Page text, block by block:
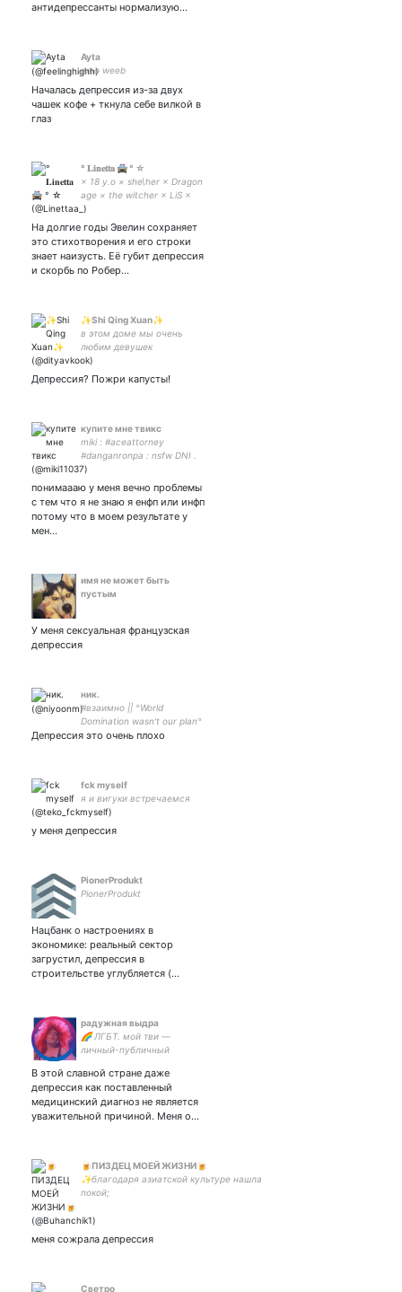
антидепрессанты нормализую…
Ayta
emo weeb
Началась депрессия из-за двух
чашек кофе + ткнула себе вилкой в
глаз
° 𝐋𝐢𝐧𝐞𝐭𝐭𝐚 🚔 ° ☆
× 18 y.o × she\her × Dragon
age × the witcher × LiS ×
Lucifer × Рисунки: × artist
На долгие годы Эвелин сохраняет
это стихотворения и его строки
знает наизусть. Её губит депрессия
и скорбь по Робер…
✨Shi Qing Xuan✨
в этом доме мы очень
любим девушек
Депрессия? Пожри капусты!
купите мне твикс
miki : #aceattorney
#danganronpa : nsfw DNI .
можно мне пожалуйста к
понимаааю у меня вечно проблемы
с тем что я не знаю я енфп или инфп
потому что в моем результате у
мен…
имя не может быть
пустым
У меня сексуальная французская
депрессия
ник.
#взаимно || °World
Domination wasn't our plan°
– BTS.|| my lovely yoongi –
Депрессия это очень плохо
fck myself
я и вигуки встречаемся
у меня депрессия
PionerProdukt
PionerProdukt
Нацбанк о настроениях в
экономике: реальный сектор
загрустил, депрессия в
строительстве углубляется (…
радужная выдра
🌈 ЛГБТ. мой тви —
личный-публичный
пытаюсь победить
депрессию. #Supernatural
как источник радости в
этой бренной жизни❤
В этой славной стране даже
депрессия как поставленный
медицинский диагноз не является
уважительной причиной. Меня о…
🍺ПИЗДЕЦ МОЕЙ ЖИЗНИ🍺
✨благодаря азиатской культуре нашла
покой;
X,GOT7 И ДОХЕРА ЕЩЁ;💙 рил много чего
меня сожрала депрессия
Светро